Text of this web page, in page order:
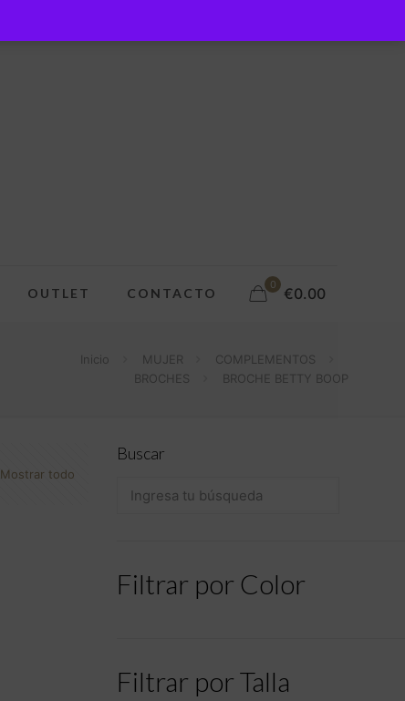
OUTLET CONTACTO
0 €0.00
Inicio MUJER
COMPLEMENTOS
BROCHES
BROCHE BETTY BOOP
Mostrar todo
Buscar
Filtrar por Color
Filtrar por Talla